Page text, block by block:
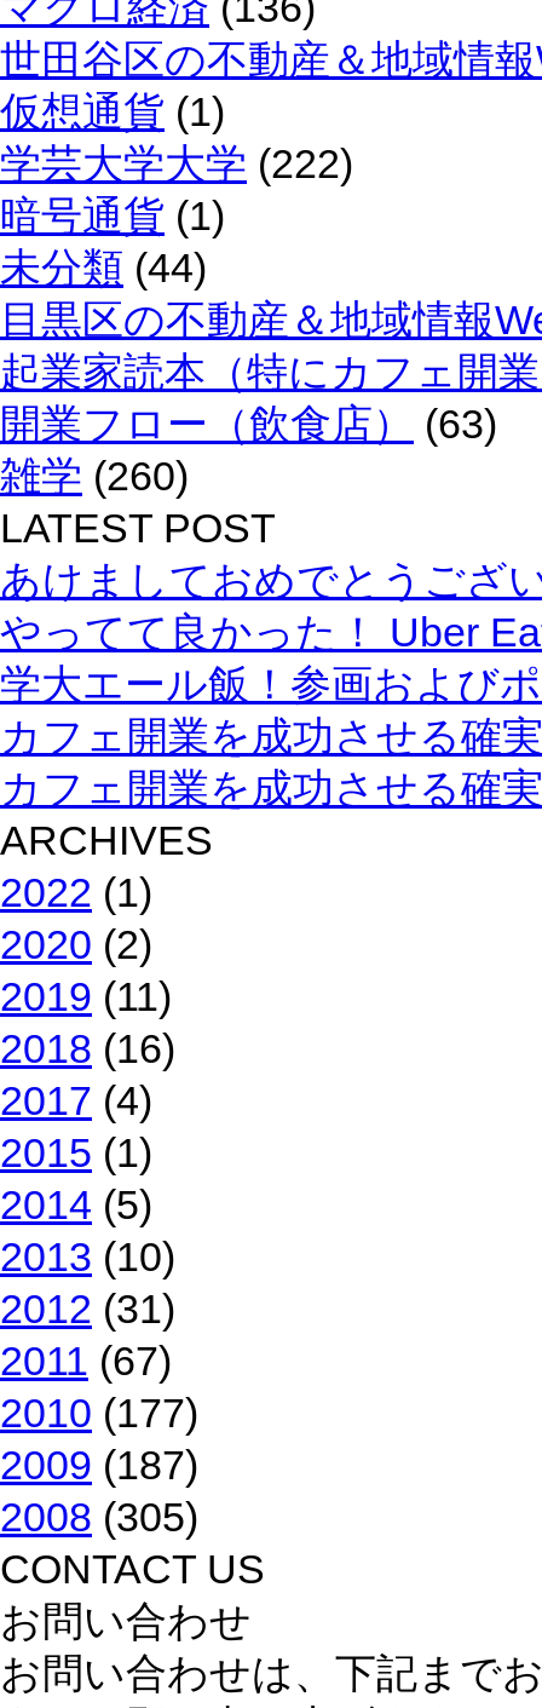
世田谷区の不動産＆地域情
仮想通貨 (1)
学芸大学大学 (222)
暗号通貨 (1)
未分類 (44)
目黒区の不動産＆地域情報
起業家読本（特にカフェ開
開業フロー（飲食店）
(63)
雑学 (260)
LATEST POST
あけましておめでとうござ
やってて良かった！ Uber
学大エール飯！参画および
カフェ開業を成功させる確
カフェ開業を成功させる確
ARCHIVES
2022 (1)
2020 (2)
2019 (11)
2018 (16)
2017 (4)
2015 (1)
2014 (5)
2013 (10)
2012 (31)
2011 (67)
2010 (177)
2009 (187)
2008 (305)
CONTACT US
お問い合わせ
お問い合わせは、下記まで